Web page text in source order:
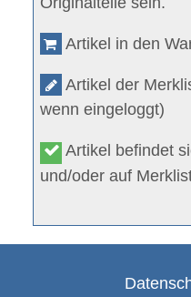
Artikel in den
Artikel der
wenn eingeloggt)
Artikel befindet
und/oder auf